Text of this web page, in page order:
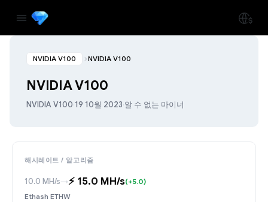
NVIDIA V100 NVIDIA V100
NVIDIA V100
NVIDIA V100·19 10월 2023·알 수 없는 마이너
해시레이트 / 알고리즘
10.0 MH/s→⚡️ 15.0 MH/s(+5.0)
Ethash ETHW